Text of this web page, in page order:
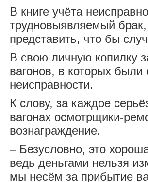
В книге учёта
трудновыявляемый
представить, что бы
В свою личную копилку
вагонов, в которых
неисправности.
К слову, за каждое
вагонах осмотрщики-
вознаграждение.
– Безусловно, это
ведь деньгами нельзя
мы несём за прибытие